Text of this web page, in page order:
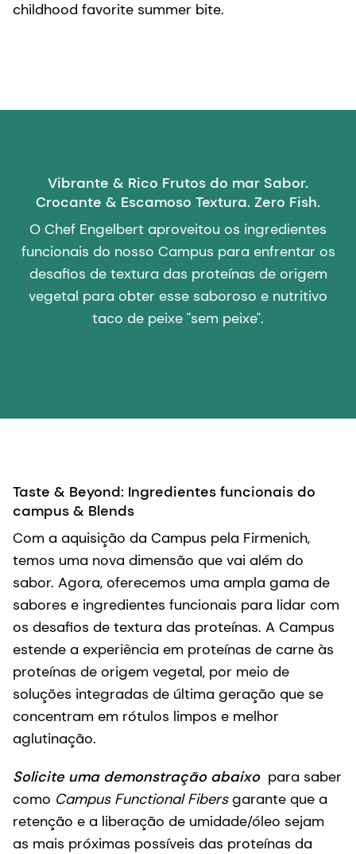
childhood favorite summer bite.
Vibrante & Rico Frutos do mar Sabor.
Crocante & Escamoso Textura. Zero Fish.
O Chef Engelbert aproveitou os ingredientes
funcionais do nosso Campus para enfrentar os
desafios de textura das proteínas de origem
vegetal para obter esse saboroso e nutritivo
taco de peixe "sem peixe".
Taste & Beyond: Ingredientes funcionais do
campus & Blends
Com a aquisição da Campus pela Firmenich,
temos uma nova dimensão que vai além do
sabor. Agora, oferecemos uma ampla gama de
sabores e ingredientes funcionais para lidar com
os desafios de textura das proteínas. A Campus
estende a experiência em proteínas de carne às
proteínas de origem vegetal, por meio de
soluções integradas de última geração que se
concentram em rótulos limpos e melhor
aglutinação.
Solicite uma demonstração abaixopara saber
como Campus Functional Fibersgarante que a
retenção e a liberação de umidade/óleo sejam
as mais próximas possíveis das proteínas da